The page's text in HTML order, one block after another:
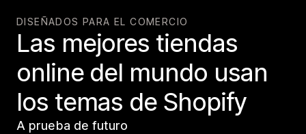
DISEÑADOS PARA EL COMERCIO
Las mejores tiendas
online del mundo usan
los temas de Shopify
A prueba de futuro